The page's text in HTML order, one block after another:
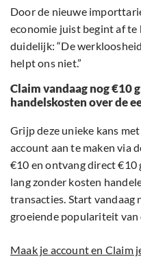
Door de nieuwe
economie juist begint af te
duidelijk: “De
helpt ons niet.”
Claim vandaag nog €10
handelskosten over de
Grijp deze unieke kans
account aan te maken via
€10 en ontvang direct €10
lang zonder kosten
transacties. Start vandaag
groeiende populariteit
Maak je account en Claim